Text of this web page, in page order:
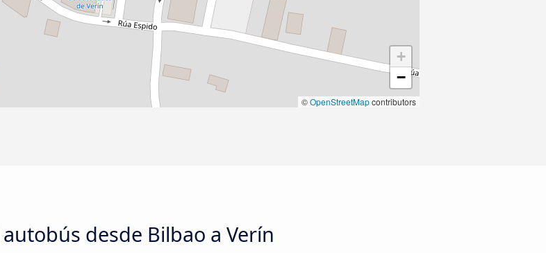
+
−
©OpenStreetMapcontributors
desde Bilbao a Verín